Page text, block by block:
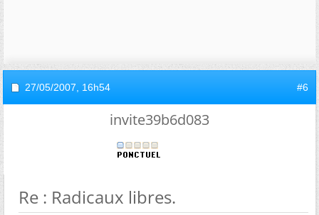
27/05/2007, 16h54 #6
invite39b6d083
Re : Radicaux libres.